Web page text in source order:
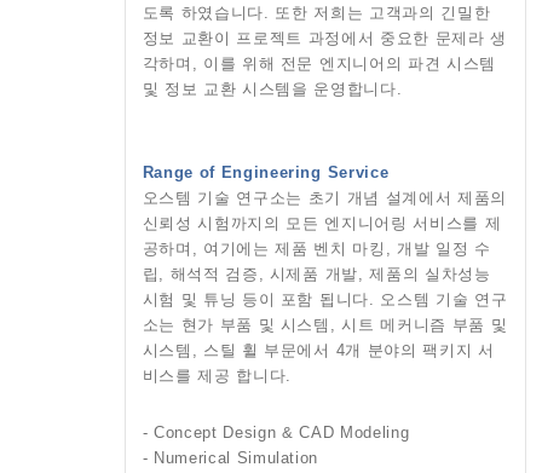
도록 하였습니다. 또한 저희는 고객과의 긴밀한
정보 교환이 프로젝트 과정에서 중요한 문제라 생
각하며, 이를 위해 전문 엔지니어의 파견 시스템
및 정보 교환 시스템을 운영합니다.
Range of Engineering Service
오스템 기술 연구소는 초기 개념 설계에서 제품의
신뢰성 시험까지의 모든 엔지니어링 서비스를 제
공하며, 여기에는 제품 벤치 마킹, 개발 일정 수
립, 해석적 검증, 시제품 개발, 제품의 실차성능
시험 및 튜닝 등이 포함 됩니다. 오스템 기술 연구
소는 현가 부품 및 시스템, 시트 메커니즘 부품 및
시스템, 스틸 휠 부문에서 4개 분야의 팩키지 서
비스를 제공 합니다.
- Concept Design & CAD Modeling
- Numerical Simulation